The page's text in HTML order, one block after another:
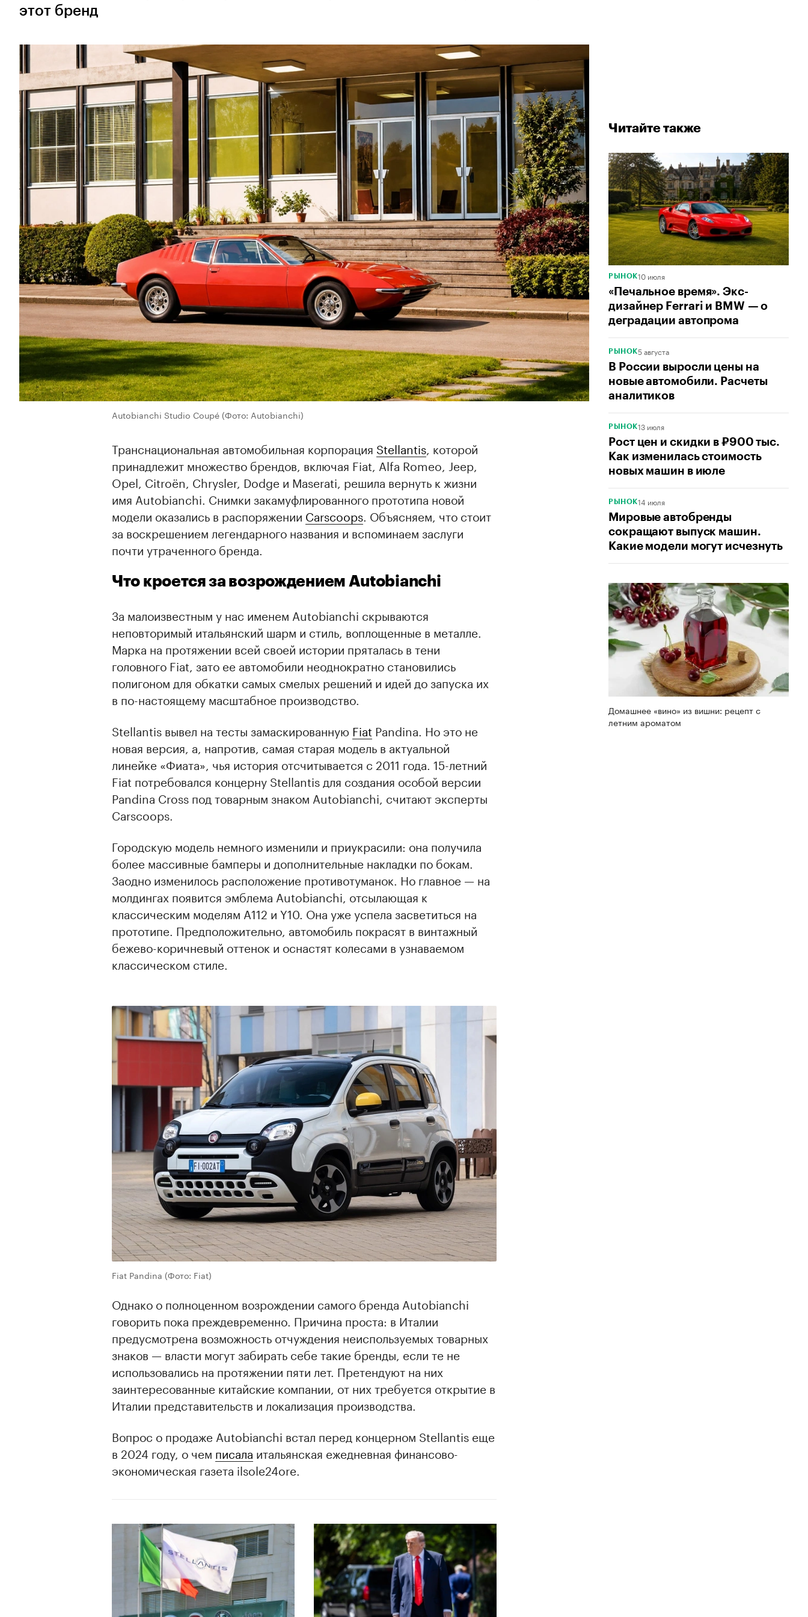
Читайте также
РЫНОК10 июля
«Печальное время». Экс-
дизайнер Ferrari и BMW — о
деградации автопрома
РЫНОК5 августа
В России выросли цены на
новые автомобили. Расчеты
аналитиков
РЫНОК13 июля
Рост цен и скидки в ₽900 тыс.
Как изменилась стоимость
новых машин в июле
РЫНОК14 июля
Мировые автобренды
сокращают выпуск машин.
Какие модели могут исчезнуть
Домашнее «вино» из вишни: рецепт с
летним ароматом
этот бренд
Autobianchi Studio Coupé(Фото: Autobianchi)
Транснациональная автомобильная корпорация Stellantis , которой
принадлежит множество брендов, включая Fiat, Alfa Romeo, Jeep,
Opel, Citroën, Chrysler, Dodge и Maserati, решила вернуть к жизни
имя Autobianchi. Снимки закамуфлированного прототипа новой
модели оказались в распоряжении Сarscoops . Объясняем, что стоит
за воскрешением легендарного названия и вспоминаем заслуги
почти утраченного бренда.
Что кроется за возрождением Autobianchi
00:00
За малоизвестным у нас именем Autobianchi скрываются
неповторимый итальянский шарм и стиль, воплощенные в металле.
Марка на протяжении всей своей истории пряталась в тени
головного Fiat, зато ее автомобили неоднократно становились
полигоном для обкатки самых смелых решений и идей до запуска их
в по-настоящему масштабное производство.
Stellantis вывел на тесты замаскированную Fiat Pandina. Но это не
новая версия, а, напротив, самая старая модель в актуальной
линейке «Фиата», чья история отсчитывается с 2011 года. 15-летний
Fiat потребовался концерну Stellantis для создания особой версии
Pandina Cross под товарным знаком Autobianchi, считают эксперты
Сarscoops.
Городскую модель немного изменили и приукрасили: она получила
более массивные бамперы и дополнительные накладки по бокам.
Заодно изменилось расположение противотуманок. Но главное — на
молдингах появится эмблема Autobianchi, отсылающая к
классическим моделям A112 и Y10. Она уже успела засветиться на
прототипе. Предположительно, автомобиль покрасят в винтажный
бежево-коричневый оттенок и оснастят колесами в узнаваемом
классическом стиле.
Fiat Pandina (Фото: Fiat)
Однако о полноценном возрождении самого бренда Autobianchi
говорить пока преждевременно. Причина проста: в Италии
предусмотрена возможность отчуждения неиспользуемых товарных
знаков — власти могут забирать себе такие бренды, если те не
использовались на протяжении пяти лет. Претендуют на них
заинтересованные китайские компании, от них требуется открытие в
Италии представительств и локализация производства.
Вопрос о продаже Autobianchi встал перед концерном Stellantis еще
в 2024 году, о чем писала итальянская ежедневная финансово-
экономическая газета ilsole24ore.